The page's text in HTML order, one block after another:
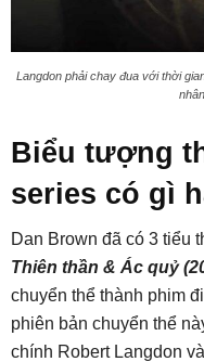
Langdon phải chay đua với thời
Biểu tượng
series có gì
Dan Brown đã có 3 tiểu
Thiên thần & Ác quỷ
chuyển thể thành phim
phiên bản chuyển thể
chính Robert Langdon